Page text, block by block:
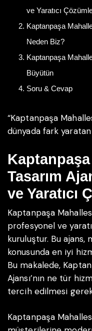
ve Yaratıcı
Kaptanpaşa
Neden Biz?
Kaptanpaşa
Büyütün
Soru & Cevap
“Kaptanpaşa
dünyada fark
Tasarım
ve Yaratıcı
Kaptanpaşa
profesyonel ve
kuruluştur. Bu ajans,
konusunda en iyi
Bu makalede,
Ajansı’nın ne tür
tercih edilmesi
Kaptanpaşa